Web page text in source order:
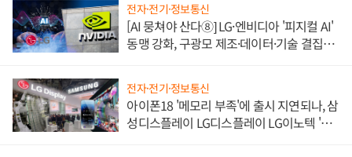
전자·전기·정보통신
[AI 뭉쳐야 산다⑧] LG·엔비디아 '피지컬 AI'
동맹 강화, 구광모 제조·데이터·기술 결집
전자·전기·정보통신
아이폰18 '메모리 부족'에 출시 지연되나, 삼
성디스플레이 LG디스플레이 LG이노텍 '탈